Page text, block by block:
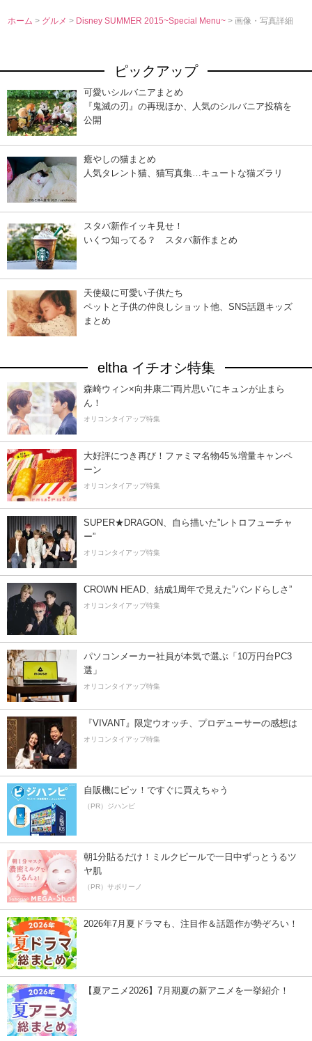
ホーム > グルメ> Disney SUMMER 2015~Special Menu~> 画像・写真詳細
ピックアップ
可愛いシルバニアまとめ
『鬼滅の刃』の再現ほか、人気のシルバニア投稿を
公開
癒やしの猫まとめ
人気タレント猫、猫写真集…キュートな猫ズラリ
スタバ新作イッキ見せ！
いくつ知ってる？ スタバ新作まとめ
天使級に可愛い子供たち
ペットと子供の仲良しショット他、SNS話題キッズ
まとめ
eltha イチオシ特集
森崎ウィン×向井康二“両片思い”にキュンが止まら
ん！
オリコンタイアップ特集
大好評につき再び！ファミマ名物45％増量キャンペ
ーン
オリコンタイアップ特集
SUPER★DRAGON、自ら描いた”レトロフューチャ
ー”
オリコンタイアップ特集
CROWN HEAD、結成1周年で見えた”バンドらしさ”
オリコンタイアップ特集
パソコンメーカー社員が本気で選ぶ「10万円台PC3
選」
オリコンタイアップ特集
『VIVANT』限定ウオッチ、プロデューサーの感想は
オリコンタイアップ特集
自販機にピッ！ですぐに買えちゃう
（PR）ジハンピ
朝1分貼るだけ！ミルクピールで一日中ずっとうるツ
ヤ肌
（PR）サボリーノ
2026年7月夏ドラマも、注目作＆話題作が勢ぞろい！
【夏アニメ2026】7月期夏の新アニメを一挙紹介！